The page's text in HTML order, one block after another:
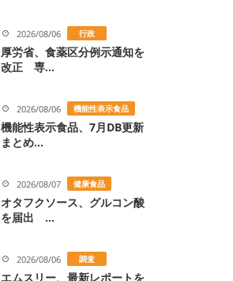
2026/08/06 行政
厚労省、食薬区分例示通知を
改正 専...
2026/08/06 機能性表示食品
機能性表示食品、7月DB更新
まとめ...
2026/08/07 健康食品
オタフクソース、グルコン酸
を届出 ...
2026/08/06 調査
エムスリー、最新レポートを